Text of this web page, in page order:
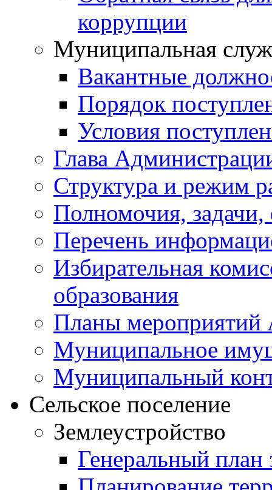
коррупции
Муниципальная
Вакантные
Порядок
Условия
Глава
Структура и режим
Полномочия,
Перечень
Избирательная
образования
Планы мероприятий
Муниципальное
Муниципальный
Сельское поселение
Землеустройство
Генеральный план